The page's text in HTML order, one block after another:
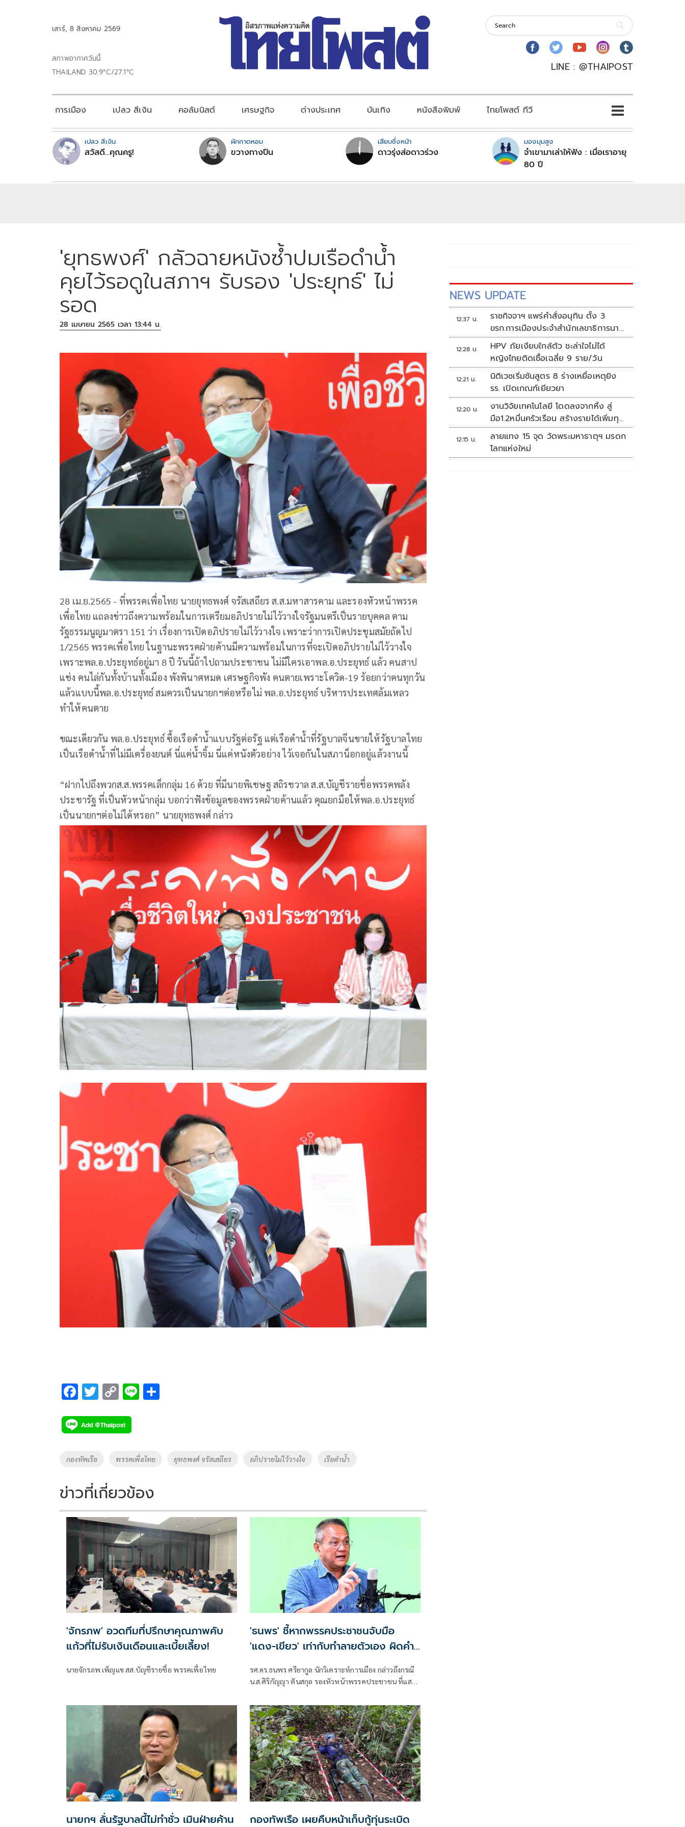
เสาร์, 8 สิงหาคม 2569
สภาพอากาศวันนี้
THAILAND 30.9°C/27.1°C
LINE : @THAIPOST
การเมือง เปลว สีเงิน คอลัมนิสต์ เศรษฐกิจ ต่างประเทศ บันเทิง หนังสือพิมพ์ ไทยโพสต์ ทีวี
เปลว สีเงิน
สวัสดี...คุณครู!
ผักกาดหอม
ขวางทางปืน
เสียบซึ่งหน้า
ดาวรุ่งส่อดาวร่วง
มองมุมสูง
จำเขามาเล่าให้ฟัง : เมื่อเราอายุ
80 ปี
'ยุทธพงศ์' กลัวฉายหนังซ้ำปมเรือดำน้ำ
คุยไว้รอดูในสภาฯ รับรอง 'ประยุทธ์' ไม่
รอด
28 เมษายน 2565 เวลา 13:44 น.
28 เม.ย.2565 - ที่พรรคเพื่อไทย นายยุทธพงศ์ จรัสเสถียร ส.ส.มหาสารคาม และรองหัวหน้าพรรค
เพื่อไทย แถลงข่าวถึงความพร้อมในการเตรียมอภิปรายไม่ไว้วางใจรัฐมนตรีเป็นรายบุคคล ตาม
รัฐธรรมนูญมาตรา 151 ว่า เรื่องการเปิดอภิปรายไม่ไว้วางใจ เพราะว่าการเปิดประชุมสมัยถัดไป
1/2565 พรรคเพื่อไทย ในฐานะพรรคฝ่ายค้านมีความพร้อมในการที่จะเปิดอภิปรายไม่ไว้วางใจ
เพราะพล.อ.ประยุทธ์อยู่มา 8 ปี วันนี้ถ้าไปถามประชาชน ไม่มีใครเอาพล.อ.ประยุทธ์ แล้ว คนสาป
แช่ง คนไล่กันทั้งบ้านทั้งเมือง พังพินาศหมด เศรษฐกิจพัง คนตายเพราะโควิด-19 ร้อยกว่าคนทุกวัน
แล้วแบบนี้พล.อ.ประยุทธ์ สมควรเป็นนายกฯต่อหรือไม่ พล.อ.ประยุทธ์ บริหารประเทศล้มเหลว
ทำให้คนตาย
ขณะเดียวกัน พล.อ.ประยุทธ์ ซื้อเรือดำน้ำแบบรัฐต่อรัฐ แต่เรือดำน้ำที่รัฐบาลจีนขายให้รัฐบาลไทย
เป็นเรือดำน้ำที่ไม่มีเครื่องยนต์ นี่แค่น้ำจิ้ม นี่แค่หนังตัวอย่าง ไว้เจอกันในสภาน็อกอยู่แล้วงานนี้
“ฝากไปถึงพวกส.ส.พรรคเล็กกลุ่ม 16 ด้วย ที่มีนายพิเชษฐ สถิรชวาล ส.ส.บัญชีรายชื่อพรรคพลัง
ประชารัฐ ที่เป็นหัวหน้ากลุ่ม บอกว่าฟังข้อมูลของพรรคฝ่ายค้านแล้ว คุณยกมือให้พล.อ.ประยุทธ์
เป็นนายกฯต่อไม่ได้หรอก” นายยุทธพงศ์ กล่าว
F
e
b
o
k
T
tt
er
C
p
y
Li
k
Li
Tags
กองทัพเรือ พรรคเพื่อไทย ยุทธพงศ์ จรัสเสถียร อภิปรายไม่ไว้วางใจ เรือดำน้ำ
ข่าวที่เกี่ยวข้อง
'จักรภพ' อวดทีมที่ปรึกษาคุณภาพคับ
แก้วที่ไม่รับเงินเดือนและเบี้ยเลี้ยง!
นายจักรภพ เพ็ญแข สส.บัญชีรายชื่อ พรรคเพื่อไทย
'ธนพร' ชี้หากพรรคประชาชนจับมือ
'แดง-เขียว' เท่ากับทำลายตัวเอง ผิดคำ
รศ.ดร.ธนพร ศรียากูล นักวิเคราะห์การเมือง กล่าวถึงกรณี
น.ส.ศิริกัญญา ตันสกุล รองหัวหน้าพรรคประชาชน ที่แสดง
ไทยกับพรรคภูมิใจไทย ก็จำเป็นต้องพูดคุยกับพรรค
ประชาชนด้วยว่า
นายกฯ ลั่นรัฐบาลนี้ไม่ทำชั่ว เมินฝ่ายค้าน
กองทัพเรือ เผยคืบหน้าเก็บกู้ทุ่นระเบิด
NEWS UPDATE
12:37 น.
ราชกิจจาฯ แพร่คำสั่งอนุทิน ตั้ง 3
ขรก.การเมืองประจำสำนักเลขาธิการนา
ยกฯ
12:28 น.
HPV ภัยเงียบใกล้ตัว ชะล่าใจไม่ได้
หญิงไทยติดเชื้อเฉลี่ย 9 ราย/วัน
12:21 น.
นิติเวชเริ่มชันสูตร 8 ร่างเหยื่อเหตุยิง
รร. เปิดเกณฑ์เยียวยา
12:20 น.
งานวิจัยเทคโนโลยี โดดลงจากหิ้ง สู่
มือ1.2หมื่นครัวเรือน สร้างรายได้เพิ่มทุก
เดือน
12:15 น.
ลายแทง 15 จุด วัดพระมหาธาตุฯ มรดก
โลกแห่งใหม่